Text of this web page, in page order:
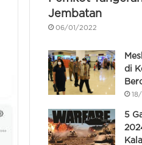
Jembatan
06/01/2022
di
5